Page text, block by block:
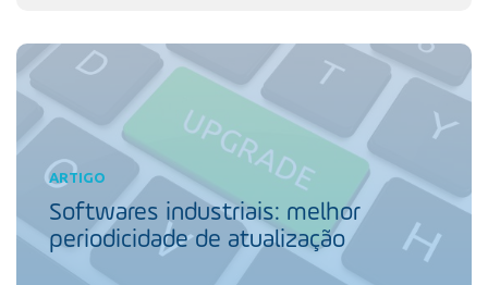
ARTIGO
Softwares industriais: melhor
periodicidade de atualização